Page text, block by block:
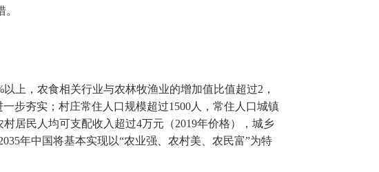
。
上，农食相关行业与农林牧渔业的增加值比值超过2，
步夯实；村庄常住人口规模超过1500人，常住人口城镇
居民人均可支配收入超过4万元（2019年价格），城乡
年中国将基本实现以“农业强、农村美、农民富”为特